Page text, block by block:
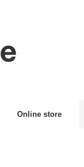
Online store